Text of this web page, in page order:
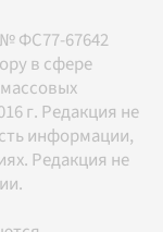
ФС77-67642
в сфере
г. Редакция не
информации,
Редакция не